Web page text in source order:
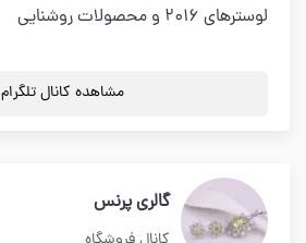
لوسترهای 2016 و محصولات روشنایی
مشاهده کانال تلگرام
گالری پرنس